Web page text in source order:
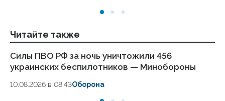
Читайте также
Силы ПВО РФ за ночь уничтожили 456
украинских беспилотников — Минобороны
10.08.2026 в 08:43Оборона